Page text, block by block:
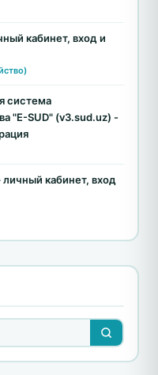
кабинет, вход и
система
"E-SUD" (v3.sud.uz) -
кабинет, вход